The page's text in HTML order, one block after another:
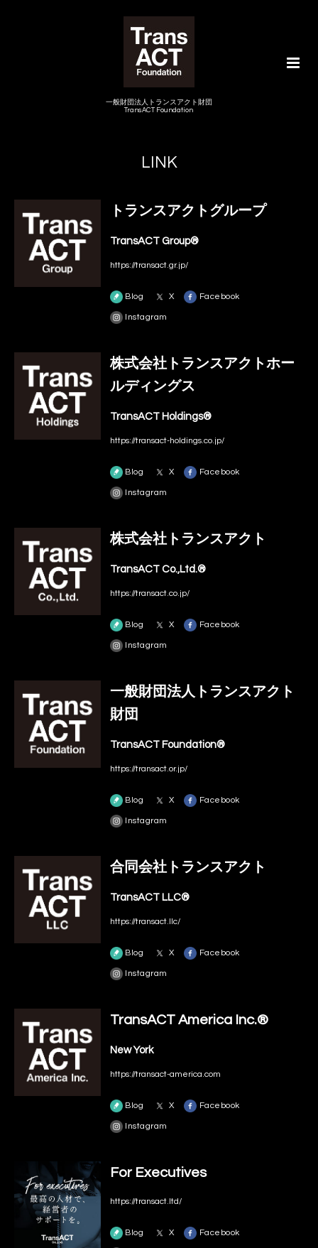
一般財団法人トランスアクト財団
TransACT Foundation
LINK
トランスアクトグループ
TransACT Group®
https://transact.gr.jp/
Blog X Facebook
Instagram
株式会社トランスアクトホー
ルディングス
TransACT Holdings®
https://transact-holdings.co.jp/
Blog X Facebook
Instagram
株式会社トランスアクト
TransACT Co.,Ltd.®
https://transact.co.jp/
Blog X Facebook
Instagram
一般財団法人トランスアクト
財団
TransACT Foundation®
https://transact.or.jp/
Blog X Facebook
Instagram
合同会社トランスアクト
TransACT LLC®
https://transact.llc/
Blog X Facebook
Instagram
TransACT America Inc.®
New York
https://transact-america.com
Blog X Facebook
Instagram
For Executives
https://transact.ltd/
Blog X Facebook